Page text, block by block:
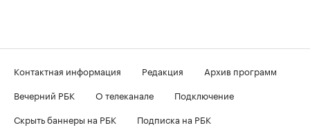
Контактная информация Редакция
Архив программ
Вечерний РБК
О телеканале
Подключение
Скрыть баннеры на РБК
Подписка на РБК